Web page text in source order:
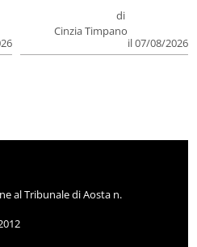
di
Cinzia Timpano
il 07/08/2026
al Tribunale di Aosta n.